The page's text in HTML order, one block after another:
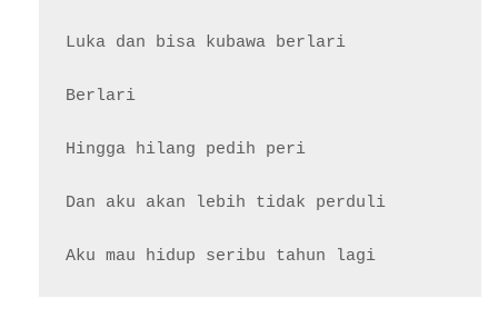
Luka dan bisa kubawa berlari
Berlari
Hingga hilang pedih peri
Dan aku akan lebih tidak perduli